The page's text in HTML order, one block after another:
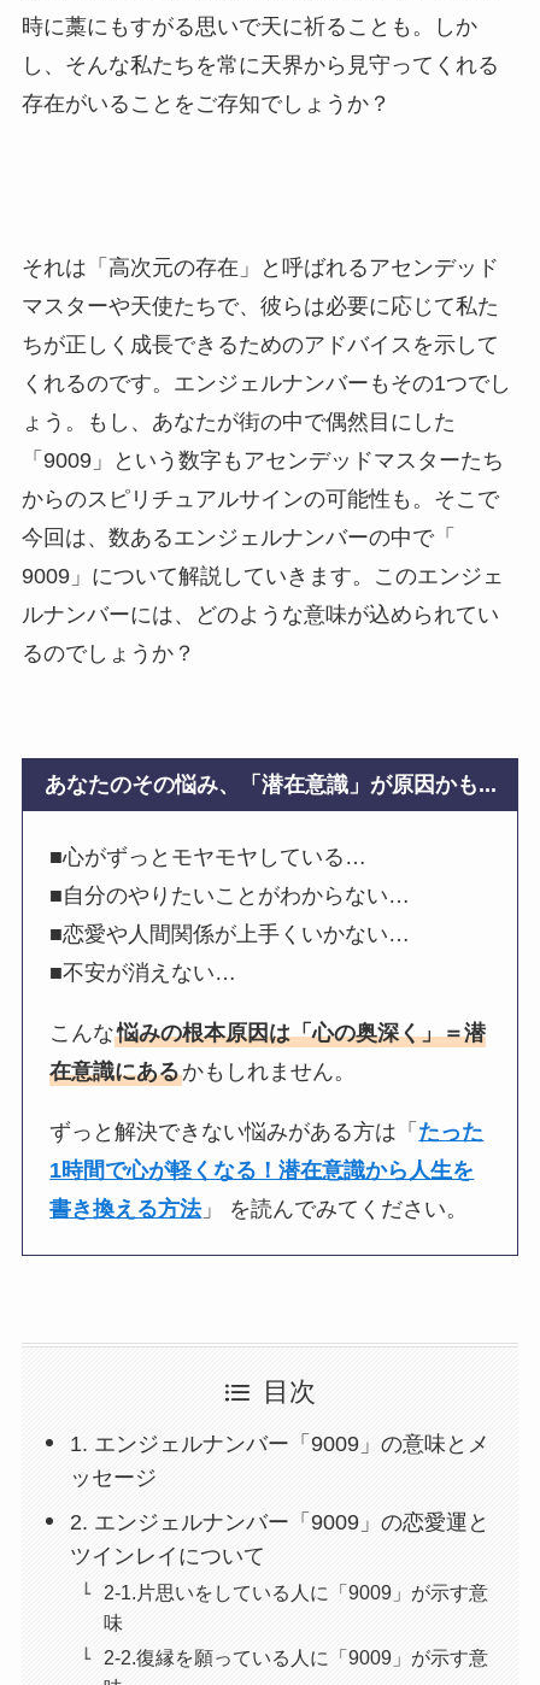
時に藁にもすがる思いで天に祈ることも。しか
し、そんな私たちを常に天界から見守ってくれる
存在がいることをご存知でしょうか？
それは「高次元の存在」と呼ばれるアセンデッド
マスターや天使たちで、彼らは必要に応じて私た
ちが正しく成長できるためのアドバイスを示して
くれるのです。エンジェルナンバーもその1つでし
ょう。もし、あなたが街の中で偶然目にした
「9009」という数字もアセンデッドマスターたち
からのスピリチュアルサインの可能性も。そこで
今回は、数あるエンジェルナンバーの中で「
9009」について解説していきます。このエンジェ
ルナンバーには、どのような意味が込められてい
るのでしょうか？
あなたのその悩み、「潜在意識」が原因かも...
■心がずっとモヤモヤしている…
■自分のやりたいことがわからない…
■恋愛や人間関係が上手くいかない…
■不安が消えない…
こんな悩みの根本原因は「心の奥深く」＝潜
在意識にあるかもしれません。
ずっと解決できない悩みがある方は「 たった
1時間で心が軽くなる！潜在意識から人生を
書き換える方法」 を読んでみてください。
目次
1. エンジェルナンバー「9009」の意味とメ
ッセージ
2. エンジェルナンバー「9009」の恋愛運と
ツインレイについて
2-1.片思いをしている人に「9009」が示す意
味
2-2.復縁を願っている人に「9009」が示す意